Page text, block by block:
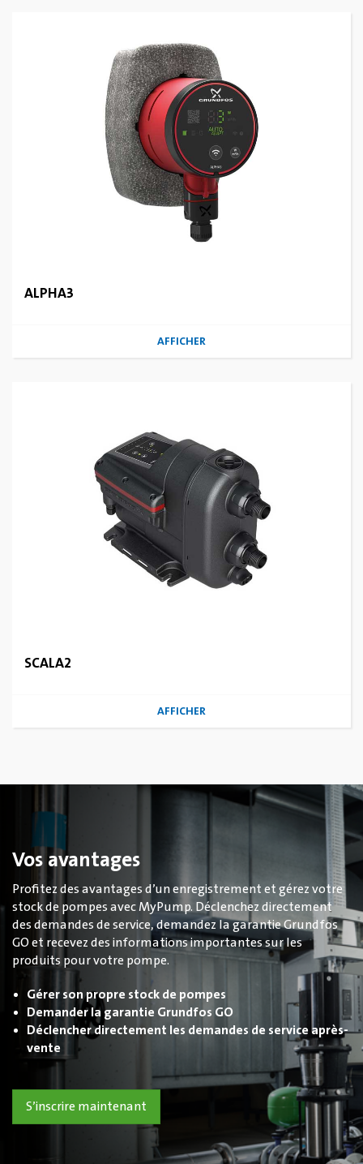
ALPHA3
AFFICHER
SCALA2
AFFICHER
Vos avantages
Profitez des avantages d’un enregistrement et gérez votre
stock de pompes avec MyPump. Déclenchez directement
des demandes de service, demandez la garantie Grundfos
GO et recevez des informations importantes sur les
produits pour votre pompe.
Gérer son propre stock de pompes
Demander la garantie Grundfos GO
Déclencher directement les demandes de service après-
vente
S’inscrire maintenant